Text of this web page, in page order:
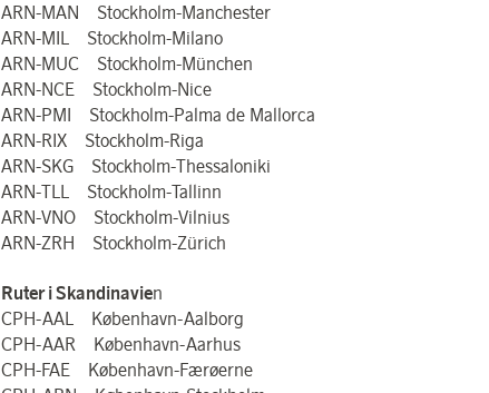
ARN-MAN Stockholm-Manchester
ARN-MIL Stockholm-Milano
ARN-MUC Stockholm-München
ARN-NCE Stockholm-Nice
ARN-PMI Stockholm-Palma de Mallorca
ARN-RIX Stockholm-Riga
ARN-SKG Stockholm-Thessaloniki
ARN-TLL Stockholm-Tallinn
ARN-VNO Stockholm-Vilnius
ARN-ZRH Stockholm-Zürich
Ruter i Skandinavien
CPH-AAL København-Aalborg
CPH-AAR København-Aarhus
CPH-FAE København-Færøerne